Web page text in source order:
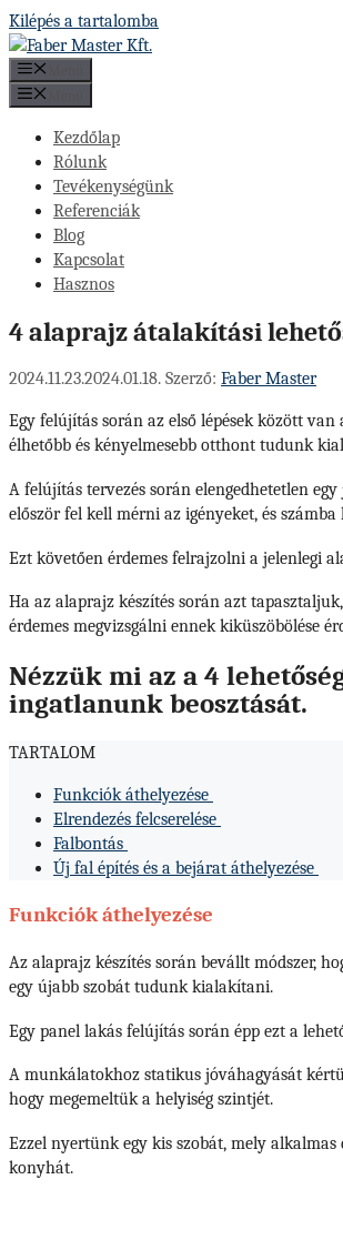
Kilépés a tartalomba
Kezdőlap
Rólunk
Tevékenységünk
Referenciák
Blog
Kapcsolat
Hasznos
4 alaprajz átalakítási
2024.11.23.2024.01.18. Szerző: Faber Master
Egy felújítás során az első lépések között
élhetőbb és kényelmesebb otthont tudunk
A felújítás tervezés során elengedhetetlen
először fel kell mérni az igényeket, és
Ezt követően érdemes felrajzolni a jelenlegi
Ha az alaprajz készítés során azt
érdemes megvizsgálni ennek kiküszöbölése
Nézzük mi az a 4
ingatlanunk beosztását.
TARTALOM
Funkciók áthelyezése
Elrendezés felcserelése
Falbontás
Új fal építés és a bejárat áthelyezése
Funkciók áthelyezése
Az alaprajz készítés során bevállt módszer,
egy újabb szobát tudunk kialakítani.
Egy panel lakás felújítás során épp ezt a
A munkálatokhoz statikus jóváhagyását
hogy megemeltük a helyiség szintjét.
Ezzel nyertünk egy kis szobát, mely
konyhát.